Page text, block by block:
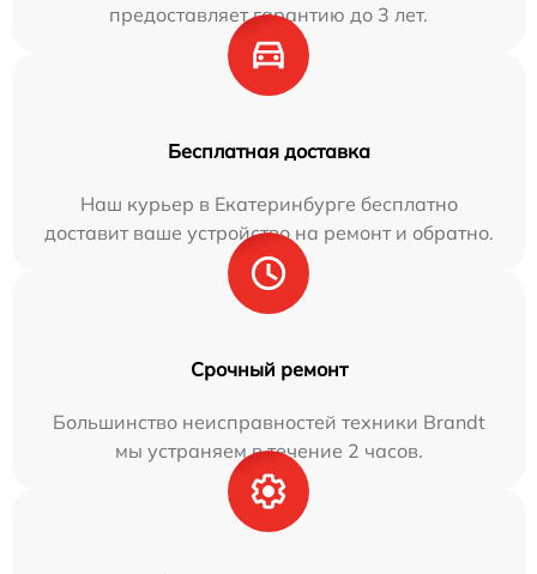
предоставляет гарантию до 3 лет.
Бесплатная доставка
Наш курьер в Екатеринбурге бесплатно
доставит ваше устройство на ремонт и обратно.
Срочный ремонт
Большинство неисправностей техники Brandt
мы устраняем в течение 2 часов.